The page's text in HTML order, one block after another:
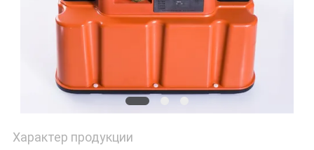
Характер продукции